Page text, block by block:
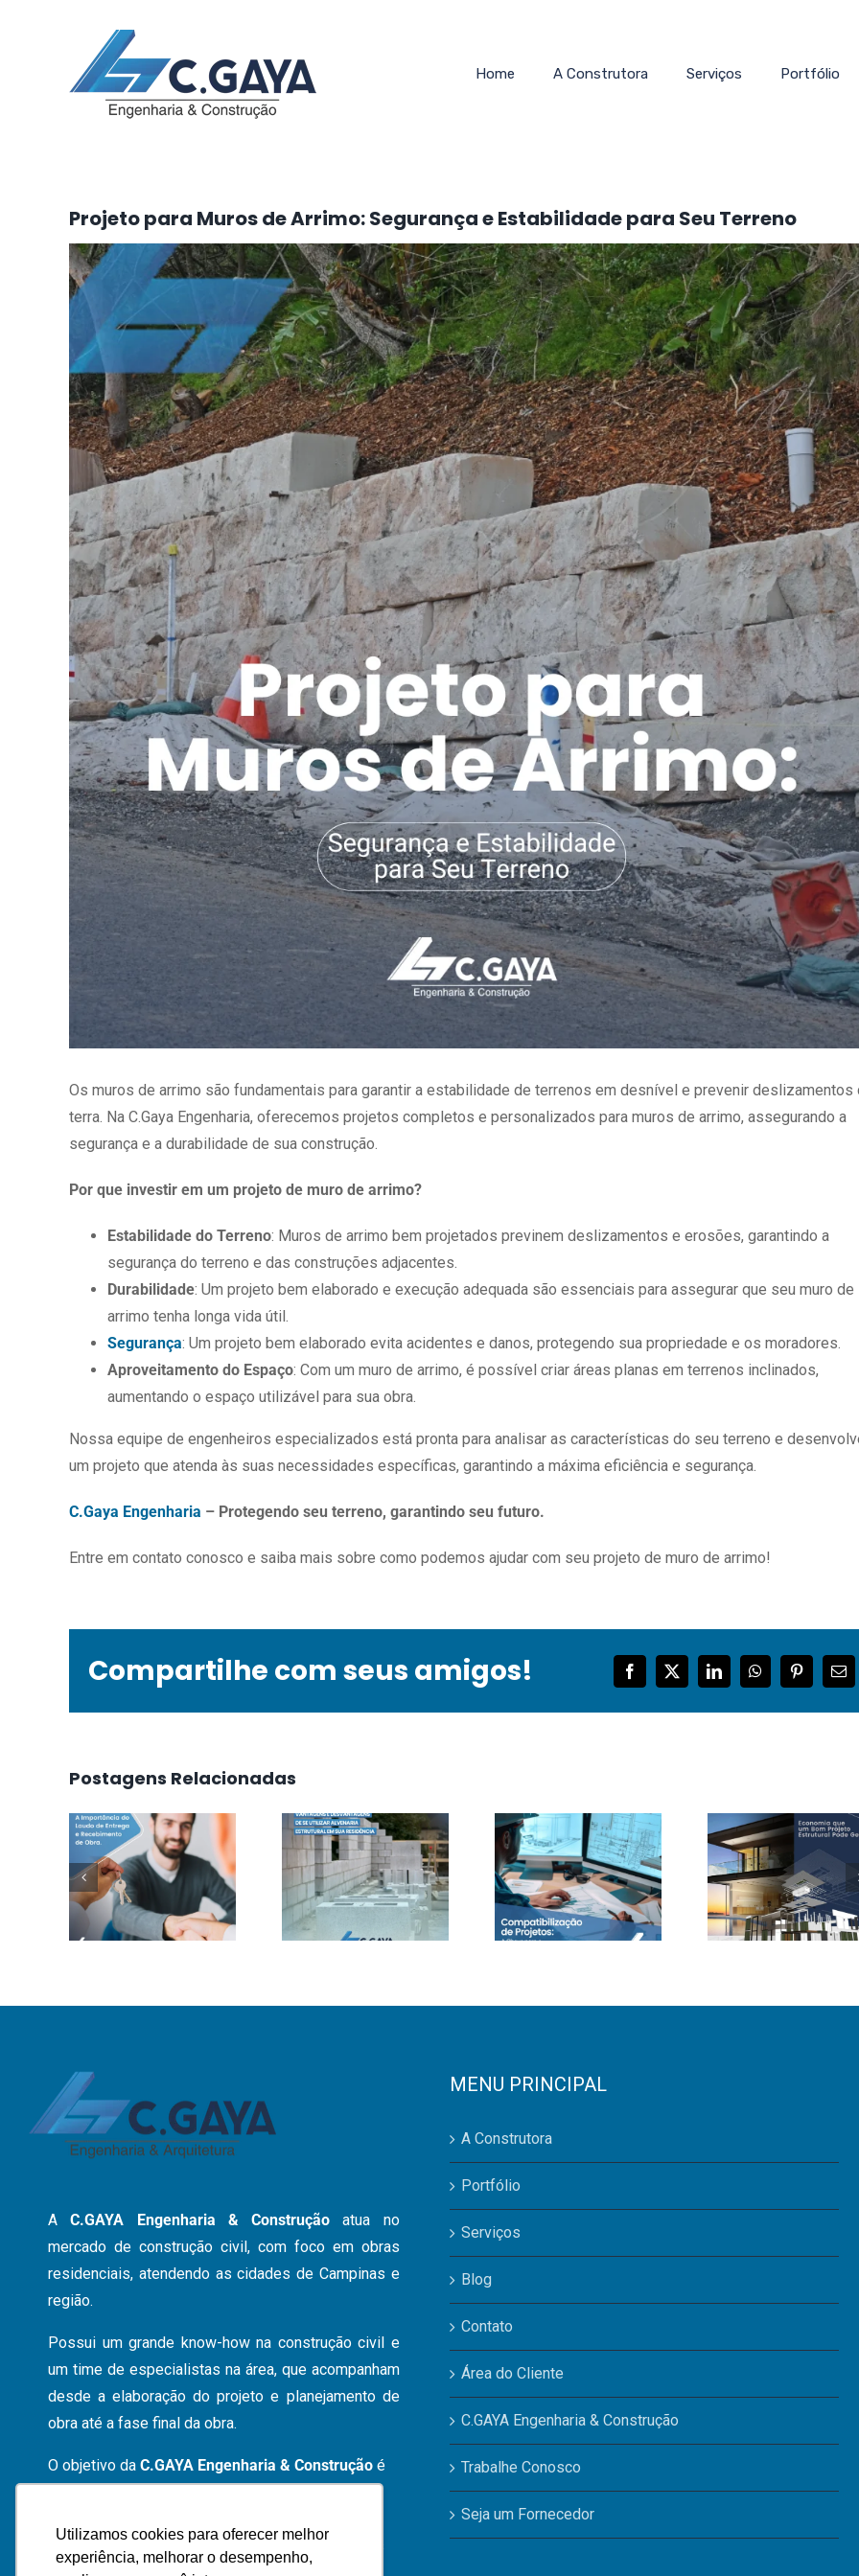
Utilizamos cookies para oferecer melhor
experiência, melhorar o desempenho,
Home A Construtora Serviços Portfólio
Projeto para Muros de Arrimo: Segurança e Estabilidade para Seu Terreno
View
Larger
Image
Os muros de arrimo são fundamentais para garantir a estabilidade de terrenos em desnível e prevenir deslizamentos
terra. Na C.Gaya Engenharia, oferecemos projetos completos e personalizados para muros de arrimo, assegurando a
segurança e a durabilidade de sua construção.
Por que investir em um projeto de muro de arrimo?
Estabilidade do Terreno: Muros de arrimo bem projetados previnem deslizamentos e erosões, garantindo a
segurança do terreno e das construções adjacentes.
Durabilidade: Um projeto bem elaborado e execução adequada são essenciais para assegurar que seu muro de
arrimo tenha longa vida útil.
Segurança: Um projeto bem elaborado evita acidentes e danos, protegendo sua propriedade e os moradores.
Aproveitamento do Espaço: Com um muro de arrimo, é possível criar áreas planas em terrenos inclinados,
aumentando o espaço utilizável para sua obra.
Nossa equipe de engenheiros especializados está pronta para analisar as características do seu terreno e
um projeto que atenda às suas necessidades específicas, garantindo a máxima eficiência e segurança.
C.Gaya Engenharia – Protegendo seu terreno, garantindo seu futuro.
Entre em contato conosco e saiba mais sobre como podemos ajudar com seu projeto de muro de arrimo!
Compartilhe com seus amigos! FacebookTwitterLinkedInWhatsAppPinterest
E-
Postagens Relacionadas
A
Importância
do Laudo
Recebimento
de Obra.
Vantagens
e
Desvantagens
Utilizar
Residência
Compatibilização
de
Projetos:
da Sua
Obra
Como
um Bom
Projeto
Pode
AC.GAYA Engenharia & Construção atua no
mercado de construção civil, com foco em obras
residenciais, atendendo as cidades de Campinas e
região.
Possui um grande know-how na construção civil e
um time de especialistas na área, que acompanham
desde a elaboração do projeto e planejamento de
obra até a fase final da obra.
O objetivo da C.GAYA Engenharia & Construção é
cliente em todas as etapas da obra, dos primeiros
MENU PRINCIPAL
A Construtora
Portfólio
Serviços
Blog
Contato
Área do Cliente
C.GAYA Engenharia & Construção
Trabalhe Conosco
Seja um Fornecedor